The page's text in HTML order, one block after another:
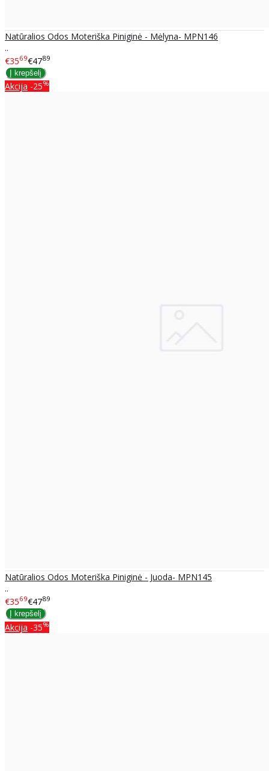
Natūralios Odos Moteriška Piniginė - Mėlyna- MPN146
..
€3569€4789
Akcija -25%
Natūralios Odos Moteriška Piniginė - Juoda- MPN145
..
€3569€4789
Akcija -35%